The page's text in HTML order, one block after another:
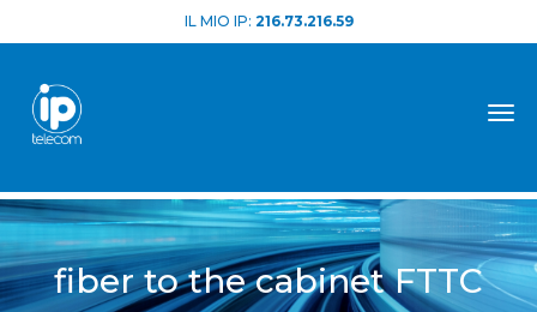
IL MIO IP: 216.73.216.59
fiber to the cabinet FTTC